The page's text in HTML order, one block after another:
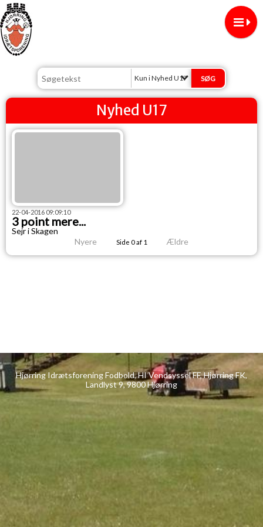
Kun i Nyhed U17
Nyhed U17
22-04-2016 09:09:10
3 point mere...
Sejr i Skagen
Nyere
Side 0 af 1 Ældre
Hjørring Idrætsforening Fodbold, HI Vendsyssel FF, Hjørring FK,
Landlyst 9, 9800 Hjørring